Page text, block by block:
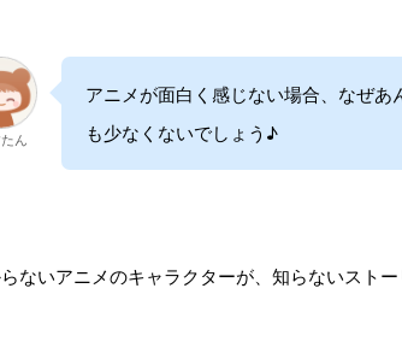
ん
アニメが面白く感じない場合、なぜ
も少なくないでしょう♪
ないアニメのキャラクターが、知らないストー